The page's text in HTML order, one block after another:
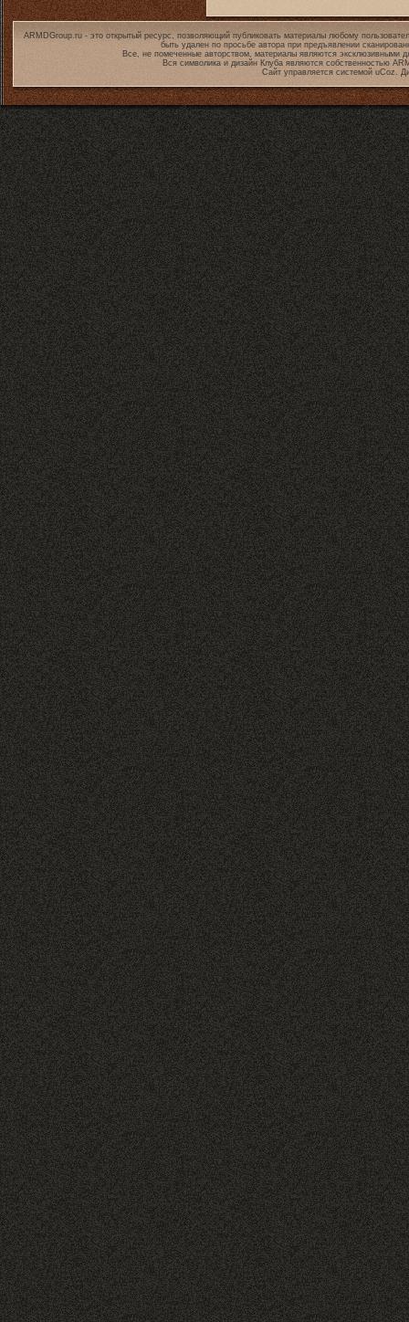
ARMDGroup.ru - это открытый ресурс, позволяющий публиковать материалы любому
быть удален по просьбе автора при предъявлении
Все, не помеченные авторством, материалы являются эксклюзивными
Вся символика и дизайн Клуба являются собственностью
Сайт управляется системой uCoz.